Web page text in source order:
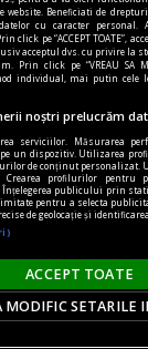
un
campanie
agresiune,
Beneficiati de
cu caracter personal.
Prin click pe “ACCEPT TOATE”,
acceptul dvs. cu privire la
Prin click pe “VREAU SA
individual, mai putin cele
noștri prelucrăm
serviciilor. Măsurarea
un dispozitiv. Utilizarea
de conținut
Crearea profilurilor pentru
publicului prin
pentru a selecta
de geolocație și
ACCEPT TOATE
MODIFIC SETARILE